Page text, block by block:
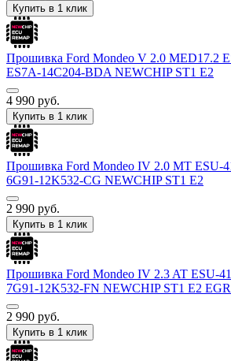
Купить в 1 клик
Прошивка Ford Mondeo V 2.0 MED17.2
ES7A-14C204-BDA NEWCHIP ST1 E2
4 990 руб.
Купить в 1 клик
Прошивка Ford Mondeo IV 2.0 MT ESU-
6G91-12K532-CG NEWCHIP ST1 E2
2 990 руб.
Купить в 1 клик
Прошивка Ford Mondeo IV 2.3 AT ESU-
7G91-12K532-FN NEWCHIP ST1 E2 EGR
2 990 руб.
Купить в 1 клик